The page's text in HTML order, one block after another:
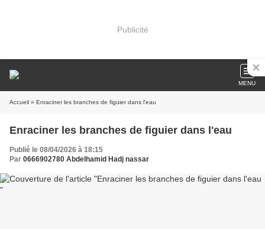
Publicité
MENU
Accueil » Enraciner les branches de figuier dans l'eau
Enraciner les branches de figuier dans l'eau
Publié le 08/04/2026 à 18:15
Par 0666902780 Abdelhamid Hadj nassar